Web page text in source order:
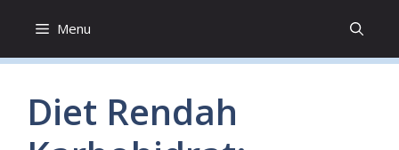
content
Menu
Diet Rendah